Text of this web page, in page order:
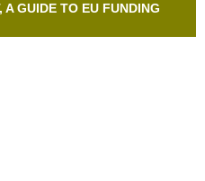
GUIDE TO EU FUNDING